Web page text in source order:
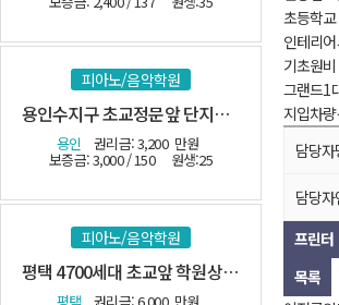
피아노/음악학원
용인수지구 초교정문앞 단지내 관인
용인 권리금: 3,200 만원
보증금: 3,000 / 150 원생:25
피아노/음악학원
평택 4700세대 초교앞 학원상가 관인
초등학
인테리
기초원
그랜드1
지입차
담당자
담당
프린터
목록